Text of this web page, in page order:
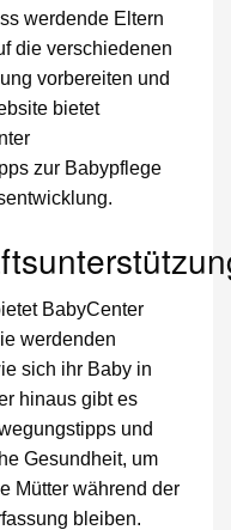
werdende Eltern
die verschiedenen
vorbereiten und
bietet
zur Babypflege
BabyCenter
werdenden
sich ihr Baby in
hinaus gibt es
und
Gesundheit, um
Mütter während der
bleiben.